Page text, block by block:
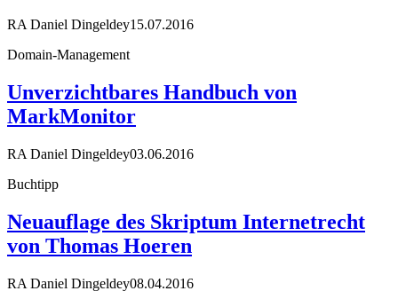
RA Daniel Dingeldey15.07.2016
Domain-Management
Unverzichtbares Handbuch von
MarkMonitor
RA Daniel Dingeldey03.06.2016
Buchtipp
Neuauflage des Skriptum Internetrecht
von Thomas Hoeren
RA Daniel Dingeldey08.04.2016